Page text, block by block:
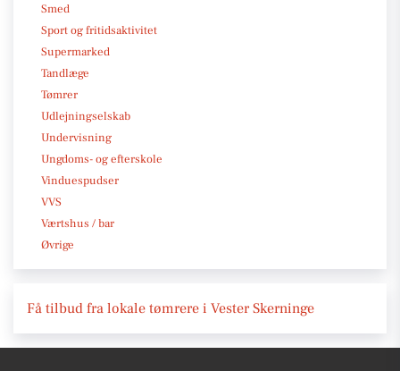
Smed
Sport og fritidsaktivitet
Supermarked
Tandlæge
Tømrer
Udlejningselskab
Undervisning
Ungdoms- og efterskole
Vinduespudser
VVS
Værtshus / bar
Øvrige
Få tilbud fra lokale tømrere i Vester Skerninge